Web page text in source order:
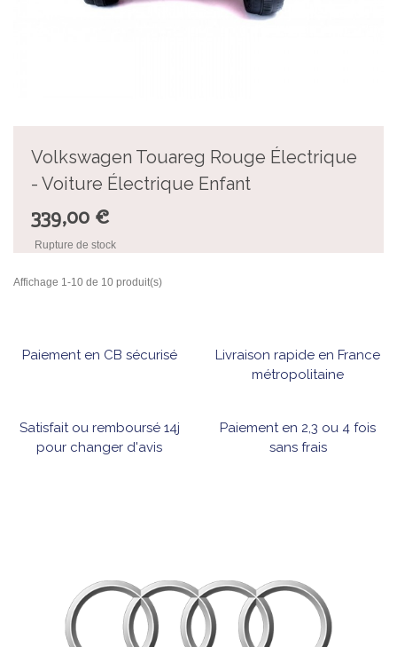
Volkswagen Touareg Rouge Électrique
- Voiture Électrique Enfant
339,00 €
Rupture de stock
Affichage 1-10 de 10 produit(s)
Paiement en CB sécurisé
Livraison rapide en France
métropolitaine
Satisfait ou remboursé 14j
pour changer d'avis
Paiement en 2,3 ou 4 fois
sans frais